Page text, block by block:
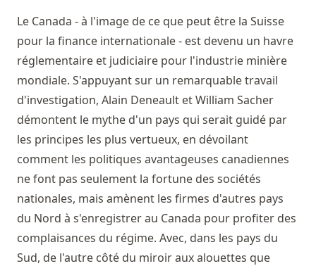
Le Canada - à l'image de ce que peut être la Suisse
pour la finance internationale - est devenu un havre
réglementaire et judiciaire pour l'industrie minière
mondiale. S'appuyant sur un remarquable travail
d'investigation, Alain Deneault et William Sacher
démontent le mythe d'un pays qui serait guidé par
les principes les plus vertueux, en dévoilant
comment les politiques avantageuses canadiennes
ne font pas seulement la fortune des sociétés
nationales, mais amènent les firmes d'autres pays
du Nord à s'enregistrer au Canada pour profiter des
complaisances du régime. Avec, dans les pays du
Sud, de l'autre côté du miroir aux alouettes que